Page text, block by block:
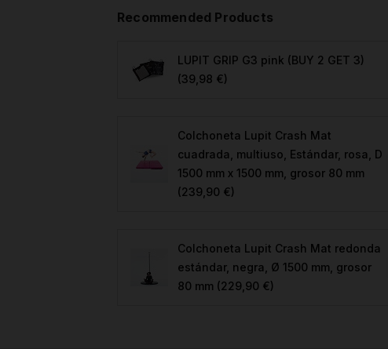
Recommended Products
LUPIT GRIP G3 pink (BUY 2 GET 3)
(39,98 €)
Colchoneta Lupit Crash Mat
cuadrada, multiuso, Estándar, rosa, D
1500 mm x 1500 mm, grosor 80 mm
(239,90 €)
Colchoneta Lupit Crash Mat redonda
estándar, negra, Ø 1500 mm, grosor
80 mm (229,90 €)